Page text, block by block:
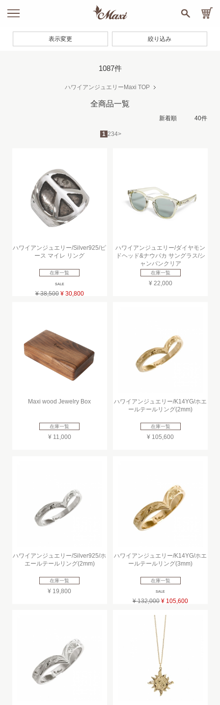
1087件
ハワイアンジュエリーMaxi TOP
全商品一覧
1 234>
ハワイアンジュエリー/Silver925/ピ
ース マイレ リング
在庫一覧
SALE
¥ 38,500 ¥ 30,800
ハワイアンジュエリー/ダイヤモン
ドヘッド&ナウパカ サングラス/シ
ャンパンクリア
在庫一覧
¥ 22,000
Maxi wood Jewelry Box
在庫一覧
¥ 11,000
ハワイアンジュエリー/K14YG/ホエ
ールテールリング(2mm)
在庫一覧
¥ 105,600
ハワイアンジュエリー/Silver925/ホ
エールテールリング(2mm)
在庫一覧
¥ 19,800
ハワイアンジュエリー/K14YG/ホエ
ールテールリング(3mm)
在庫一覧
SALE
¥ 132,000 ¥ 105,600
表示変更 絞り込み